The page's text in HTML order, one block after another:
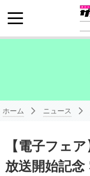
ホーム ニュース
【電子フェ
放送開始記念